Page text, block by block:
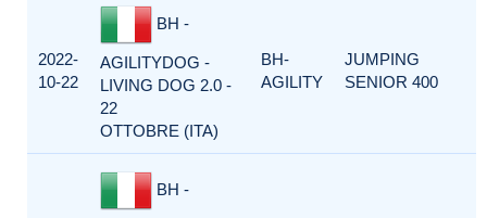
2022-
10-22
BH -
AGILITYDOG -
LIVING DOG 2.0 -
22
OTTOBRE (ITA)
BH-
AGILITY
JUMPING
SENIOR 400
BH -